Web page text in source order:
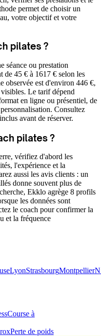
permet de choisir un
votre objectif et votre
pilates ?
séance ou prestation
de 45 € à 1617 € selon les
observée est d'environ 446 €,
Le tarif dépend
en ligne ou présentiel, de
Consultez
avant de réserver.
pilates ?
vérifiez d'abord les
l'expérience et la
aussi les avis clients : un
donne souvent plus de
Ekklo agrège 8 profils
les données sont
le coach pour confirmer la
et la fréquence
LyonStrasbourgMontpellier
Course à
Perte de poids